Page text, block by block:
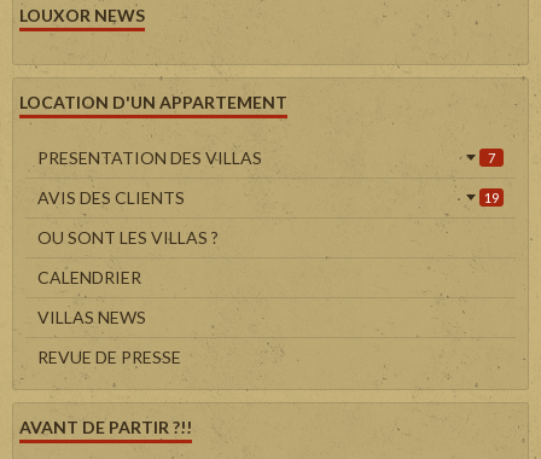
LOUXOR NEWS
LOCATION D'UN APPARTEMENT
PRESENTATION DES VILLAS 7
AVIS DES CLIENTS 19
OU SONT LES VILLAS ?
CALENDRIER
VILLAS NEWS
REVUE DE PRESSE
AVANT DE PARTIR ?!!